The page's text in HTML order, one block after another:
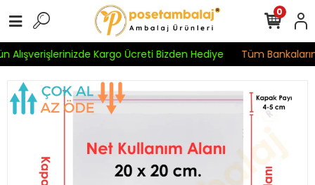
Alışverişlerinizde Kargo Ücreti Bizden Hediye Tüm
0